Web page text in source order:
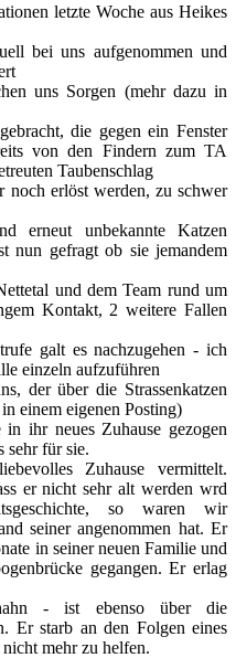
letzte Woche aus Heikes
bei uns aufgenommen und
uns Sorgen (mehr dazu in
die gegen ein Fenster
von den Findern zum TA
Taubenschlag
noch erlöst werden, zu schwer
erneut unbekannte Katzen
nun gefragt ob sie jemandem
und dem Team rund um
Kontakt, 2 weitere Fallen
galt es nachzugehen - ich
einzeln aufzuführen
der über die Strassenkatzen
einem eigenen Posting)
ihr neues Zuhause gezogen
sehr für sie.
Zuhause vermittelt.
er nicht sehr alt werden wrd
so waren wir
seiner angenommen hat. Er
in seiner neuen Familie und
gegangen. Er erlag
- ist ebenso über die
Er starb an den Folgen eines
mehr zu helfen.